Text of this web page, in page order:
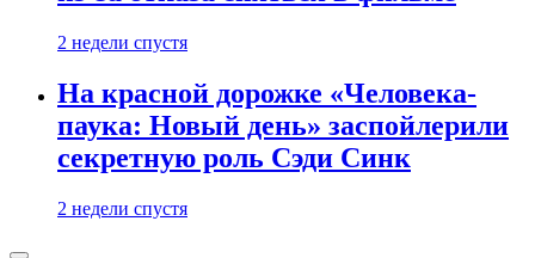
2 недели спустя
На красной дорожке «Человека-
паука: Новый день» заспойлерили
секретную роль Сэди Синк
2 недели спустя